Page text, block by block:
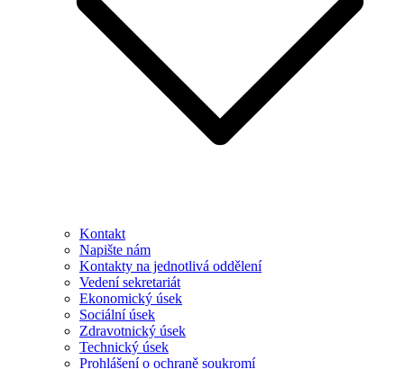
Kontakt
Napište nám
Kontakty na jednotlivá oddělení
Vedení sekretariát
Ekonomický úsek
Sociální úsek
Zdravotnický úsek
Technický úsek
Prohlášení o ochraně soukromí